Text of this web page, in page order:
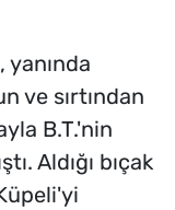
yanında
ve sırtından
B.T.'nin
Aldığı bıçak